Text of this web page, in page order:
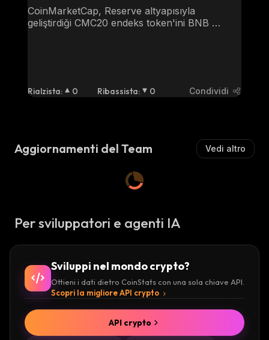
CoinMarketCap, Reserve altyapısıyla
geliştirdiği CMC20 endeks token'ini BNB
Rialzista: 0 Ribassista: 0 Condividi
Aggiornamenti del Team Vedi altro
Per sviluppatori e agenti IA
Sviluppi nel mondo crypto?
Ottieni i dati dietro CoinStats con una sola chiave API.
Scopri la migliore API crypto
API crypto